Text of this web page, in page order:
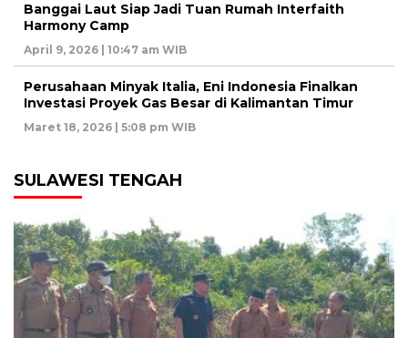
Banggai Laut Siap Jadi Tuan Rumah Interfaith
Harmony Camp
April 9, 2026 | 10:47 am WIB
Perusahaan Minyak Italia, Eni Indonesia Finalkan
Investasi Proyek Gas Besar di Kalimantan Timur
Maret 18, 2026 | 5:08 pm WIB
SULAWESI TENGAH